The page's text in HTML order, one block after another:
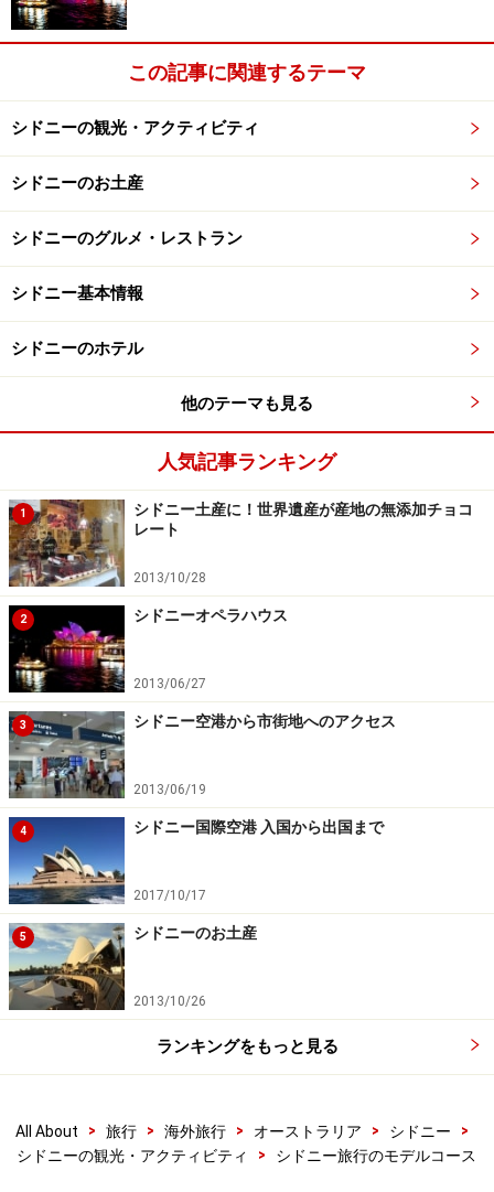
この記事に関連するテーマ
シドニーの観光・アクティビティ
シドニーのお土産
シドニーのグルメ・レストラン
シドニー基本情報
シドニーのホテル
他のテーマも見る
人気記事ランキング
1
シドニー土産に！世界遺産が産地の無添加チョコ
レート
2013/10/28
2 シドニーオペラハウス
2013/06/27
3 シドニー空港から市街地へのアクセス
2013/06/19
4 シドニー国際空港 入国から出国まで
2017/10/17
5 シドニーのお土産
2013/10/26
ランキングをもっと見る
All About > 旅行 > 海外旅行 > オーストラリア > シドニー
>
シドニーの観光・アクティビティ
> シドニー旅行のモデルコース